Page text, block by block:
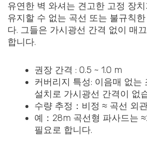
유연한 벽 와셔는 견고한 고정 장
유지할 수 없는 곡선 또는 불규칙
다. 그들은 가시광선 간격 없이 매
합니다.
권장 간격 : 0.5 ~ 1.0 m
커버리지 특성: 이음매 없는
설치로 가시광선 간격이 없
수량 추정：비정 ≈ 곡선 외
예：28m 곡선형 파사드는
필요로 합니다.